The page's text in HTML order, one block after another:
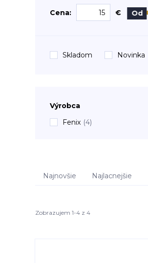
Cena: € Od
Skladom Novinka
Výrobca
Fenix (4)
Najnovšie Najlacnejšie
Zobrazujem 1-4 z 4